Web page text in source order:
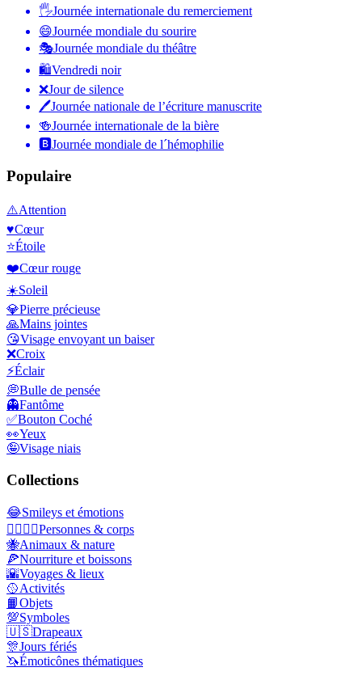
🖐Journée internationale du remerciement
😄Journée mondiale du sourire
🎭Journée mondiale du théâtre
🛍Vendredi noir
❌Jour de silence
🖊Journée nationale de l’écriture manuscrite
🍻Journée internationale de la bière
🅱️Journée mondiale de l´hémophilie
Populaire
⚠️Attention
♥️Cœur
⭐Étoile
❤️Cœur rouge
☀️Soleil
💎Pierre précieuse
🙏Mains jointes
😘Visage envoyant un baiser
❌Croix
⚡Éclair
💭Bulle de pensée
👻Fantôme
✅Bouton Coché
👀Yeux
🤪Visage niais
Collections
😂Smileys et émotions
👩‍❤️‍💋‍👨Personnes & corps
🐝Animaux & nature
🍕Nourriture et boissons
🌇Voyages & lieux
🥎Activités
📙Objets
💯Symboles
🇺🇸Drapeaux
🎊Jours fériés
🦄Émoticônes thématiques